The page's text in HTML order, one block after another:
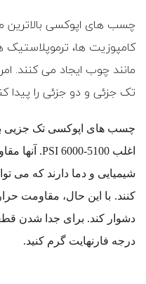
چسب های اپوکسی بالاترین
کامپوزیت ها،
مانند چوب ایجاد می کنند.
تک جزئی و دو جزئی را پیدا
چسب های اپوکسی تک جزیی
اغلب 5100-6000
PSI. آنها
کنند. با این حال، مقاومت
درجه فارنهایت گرم کنید.